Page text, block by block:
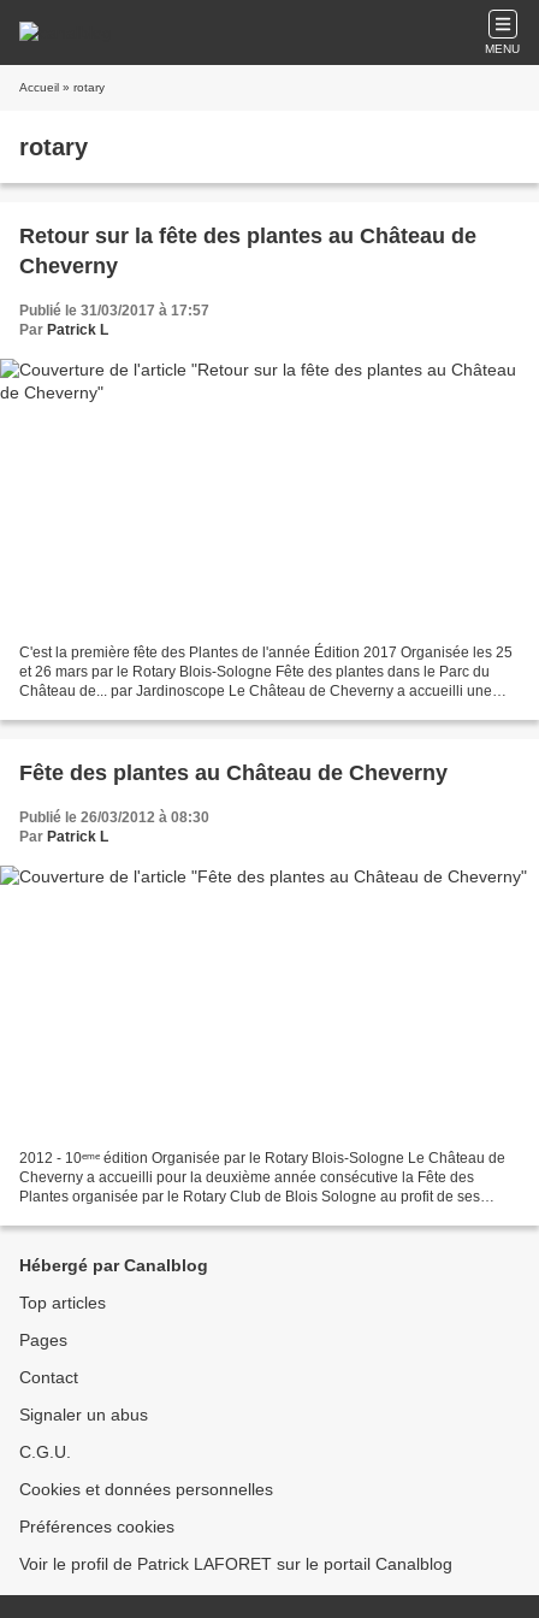
MENU
Accueil » rotary
rotary
Retour sur la fête des plantes au Château de
Cheverny
Publié le 31/03/2017 à 17:57
Par Patrick L
C'est la première fête des Plantes de l'année Édition 2017 Organisée les 25
et 26 mars par le Rotary Blois-Sologne Fête des plantes dans le Parc du
Château de... par Jardinoscope Le Château de Cheverny a accueilli une
Fête des plantes au Château de Cheverny
Publié le 26/03/2012 à 08:30
Par Patrick L
2012 - 10ᵉᵐᵉ édition Organisée par le Rotary Blois-Sologne Le Château de
Cheverny a accueilli pour la deuxième année consécutive la Fête des
Plantes organisée par le Rotary Club de Blois Sologne au profit de ses
Hébergé par Canalblog
Top articles
Pages
Contact
Signaler un abus
C.G.U.
Cookies et données personnelles
Préférences cookies
Voir le profil de Patrick LAFORET sur le portail Canalblog